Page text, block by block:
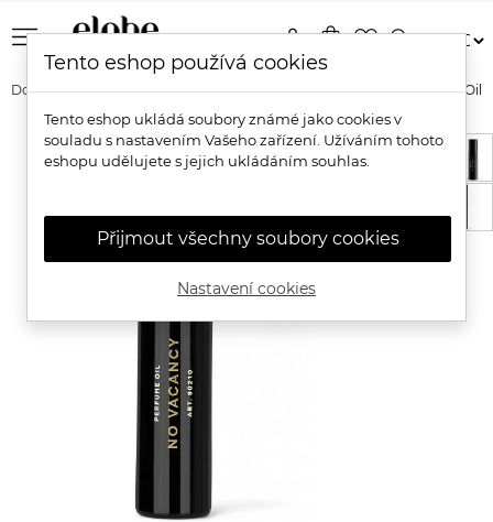
menu shopping_bagfavorite_bordersearch
person
Domů Značky RAAW Alchemy RAAW Alchemy No Vacancy Oil
Tento eshop používá cookies
Tento eshop ukládá soubory známé jako cookies v
souladu s nastavením Vašeho zařízení. Užíváním tohoto
eshopu udělujete s jejich ukládáním souhlas.
Přijmout všechny soubory cookies
Nastavení cookies